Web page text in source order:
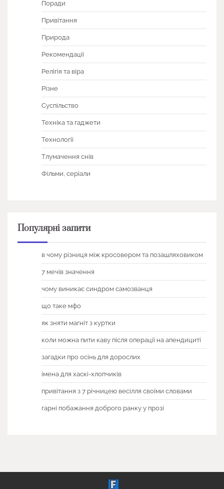
Поради
Привітання
Природа
Рекомендації
Релігія та віра
Різне
Суспільство
Техніка та гаджети
Технології
Тлумачення снів
Фільми, серіали
Популярні запити
в чому різниця між кросовером та позашляховиком
7 мечів значення
чому виникає синдром самозванця
що таке мфо
як зняти магніт з куртки
коли можна пити каву після операції на апендициті
загадки про осінь для дорослих
імена для хаскі-хлопчиків
привітання з 7 річницею весілля своїми словами
гарні побажання доброго ранку у прозі